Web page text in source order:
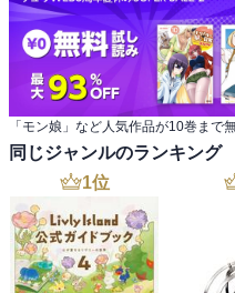
同じジャンルのランキング
1位